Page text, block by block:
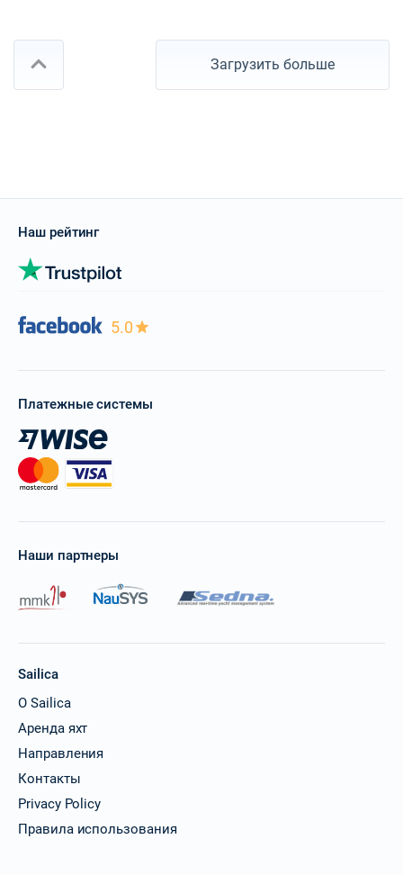
Загрузить больше
Наш рейтинг
5.0
Платежные системы
Наши партнеры
Sailica
О Sailica
Аренда яхт
Направления
Контакты
Privacy Policy
Правила использования